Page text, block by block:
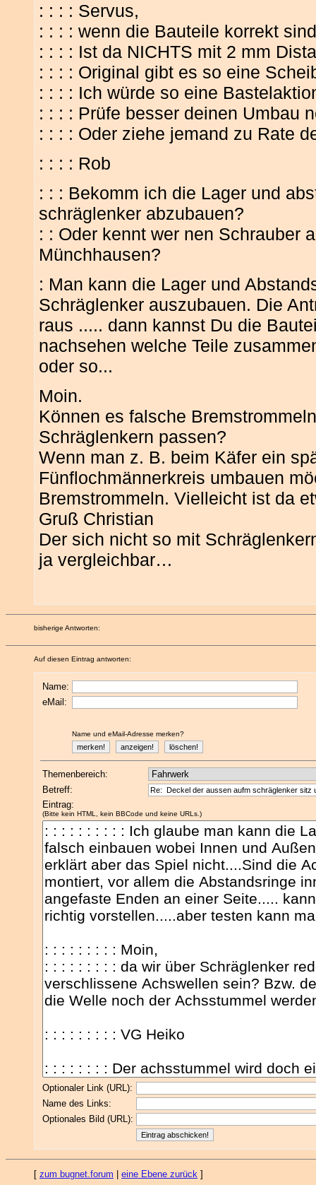
: : : : Servus,
: : : : wenn die Bauteile korrekt
: : : : Ist da NICHTS mit 2 mm
: : : : Original gibt es so eine
: : : : Ich würde so eine
: : : : Prüfe besser deinen Umbau
: : : : Oder ziehe jemand zu Rate
: : : : Rob
: : : Bekomm ich die Lager und
schräglenker abzubauen?
: : Oder kennt wer nen Schrauber
Münchhausen?
: Man kann die Lager und
Schräglenker auszubauen. Die
raus ..... dann kannst Du die
nachsehen welche Teile
oder so...
Moin.
Können es falsche
Schräglenkern passen?
Wenn man z. B. beim Käfer ein
Fünflochmännerkreis umbauen
Bremstrommeln. Vielleicht ist da
Gruß Christian
Der sich nicht so mit
ja vergleichbar…
bisherige Antworten:
Auf diesen Eintrag antworten:
Name:
eMail:
Name und eMail-Adresse merken?
Themenbereich:
Betreff:
Eintrag:
(Bitte kein HTML, kein BBCode und keine URLs.)
Optionaler Link (URL):
Name des Links:
Optionales Bild (URL):
[ zum bugnet.forum eine Ebene zurück ]